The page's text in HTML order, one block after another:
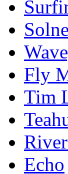
Fly
Tim
Echo